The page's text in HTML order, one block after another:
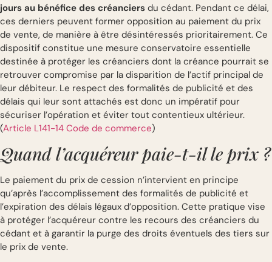
jours au bénéfice des créanciers du cédant. Pendant ce délai,
ces derniers peuvent former opposition au paiement du prix
de vente, de manière à être désintéressés prioritairement. Ce
dispositif constitue une mesure conservatoire essentielle
destinée à protéger les créanciers dont la créance pourrait se
retrouver compromise par la disparition de l’actif principal de
leur débiteur. Le respect des formalités de publicité et des
délais qui leur sont attachés est donc un impératif pour
sécuriser l’opération et éviter tout contentieux ultérieur.
(Article L141-14 Code de commerce)
Quand l’acquéreur paie-t-il le prix ?
Le paiement du prix de cession n’intervient en principe
qu’après l’accomplissement des formalités de publicité et
l’expiration des délais légaux d’opposition. Cette pratique vise
à protéger l’acquéreur contre les recours des créanciers du
cédant et à garantir la purge des droits éventuels des tiers sur
le prix de vente.